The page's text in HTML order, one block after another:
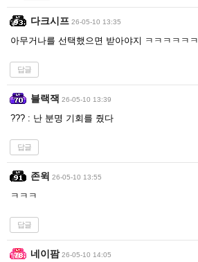
다크시프 26-05-10 13:35
아무거나를 선택했으면 받아야지 ㅋㅋㅋㅋㅋㅋ
답글
블랙잭 26-05-10 13:39
??? : 난 분명 기회를 줬다
답글
존윅 26-05-10 13:55
ㅋㅋㅋ
답글
네이팜 26-05-10 14:05